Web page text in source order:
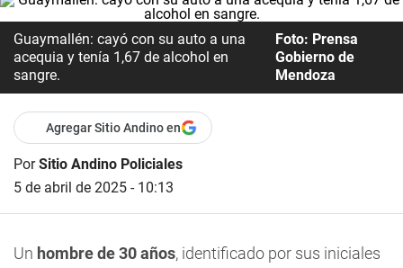
Guaymallén: cayó con su auto a una
acequia y tenía 1,67 de alcohol en
sangre.
Foto: Prensa
Gobierno de
Mendoza
Agregar Sitio Andino en
PorSitio Andino Policiales
5 de abril de 2025 - 10:13
Un hombre de 30 años, identificado por sus iniciales